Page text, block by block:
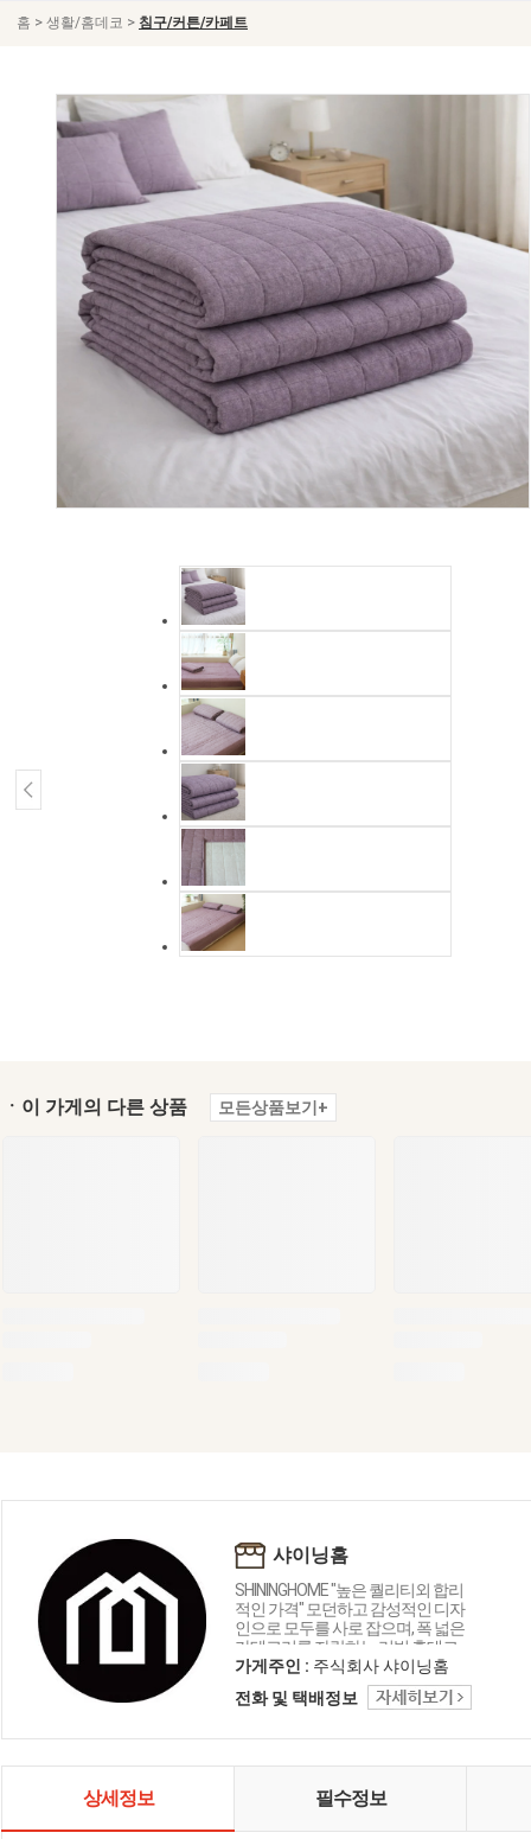
홈 > 생활/홈데코 > 침구/커튼/카페트
ㆍ이 가게의 다른 상품 모든상품보기+
샤이닝홈
SHININGHOME "높은 퀄리티외 합리
적인 가격" 모던하고 감성적인 디자
인으로 모두를 사로 잡으며, 폭 넓은
카테고리를 자랑하는 리빙 홈데코
인테리어 샤이닝홈입니다.
가게주인 : 주식회사 샤이닝홈
전화 및 택배정보
상세정보 필수정보